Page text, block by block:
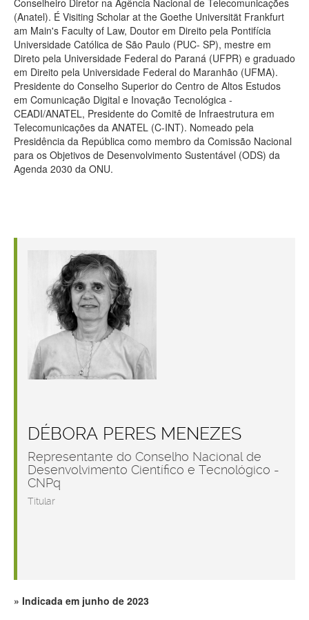
(Anatel). É Visiting Scholar at the Goethe Universität Frankfurt
am Main's Faculty of Law, Doutor em Direito pela Pontifícia
Universidade Católica de São Paulo (PUC- SP), mestre em
Direto pela Universidade Federal do Paraná (UFPR) e graduado
em Direito pela Universidade Federal do Maranhão (UFMA).
Presidente do Conselho Superior do Centro de Altos Estudos
em Comunicação Digital e Inovação Tecnológica -
CEADI/ANATEL, Presidente do Comitê de Infraestrutura em
Telecomunicações da ANATEL (C-INT). Nomeado pela
Presidência da República como membro da Comissão Nacional
para os Objetivos de Desenvolvimento Sustentável (ODS) da
Agenda 2030 da ONU.
DÉBORA PERES MENEZES
Representante do Conselho Nacional de
Desenvolvimento Científico e Tecnológico -
CNPq
Titular
Indicada em junho de 2023